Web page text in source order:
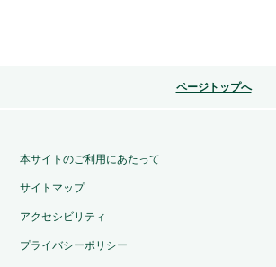
ページトップへ
本サイトのご利用にあたって
サイトマップ
アクセシビリティ
プライバシーポリシー